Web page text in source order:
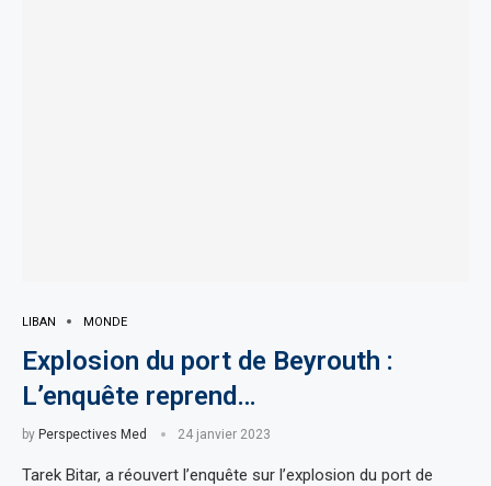
LIBAN MONDE
Explosion du port de Beyrouth :
L’enquête reprend…
by Perspectives Med 24 janvier 2023
Tarek Bitar, a réouvert l’enquête sur l’explosion du port de